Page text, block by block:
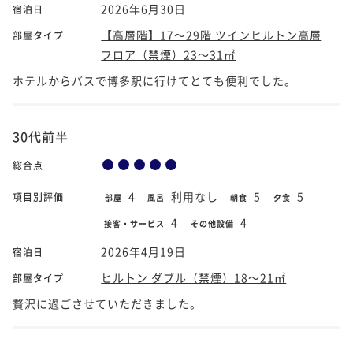
宿泊日 2026年6月30日
部屋タイプ
【高層階】17～29階 ツインヒルトン高層
フロア（禁煙）23～31㎡
ホテルからバスで博多駅に行けてとても便利でした。
30代前半
総合点
項目別評価 部屋 4 風呂 利用なし 朝食 5 夕食 5
接客・サービス 4 その他設備 4
宿泊日 2026年4月19日
部屋タイプ
ヒルトン ダブル（禁煙）18～21㎡
贅沢に過ごさせていただきました。